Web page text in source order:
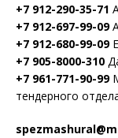
+7 912-290-35-71
+7 912-697-99-09
+7 912-680-99-09
+7 905-8000-310
+7 961-771-90-99
тендерного